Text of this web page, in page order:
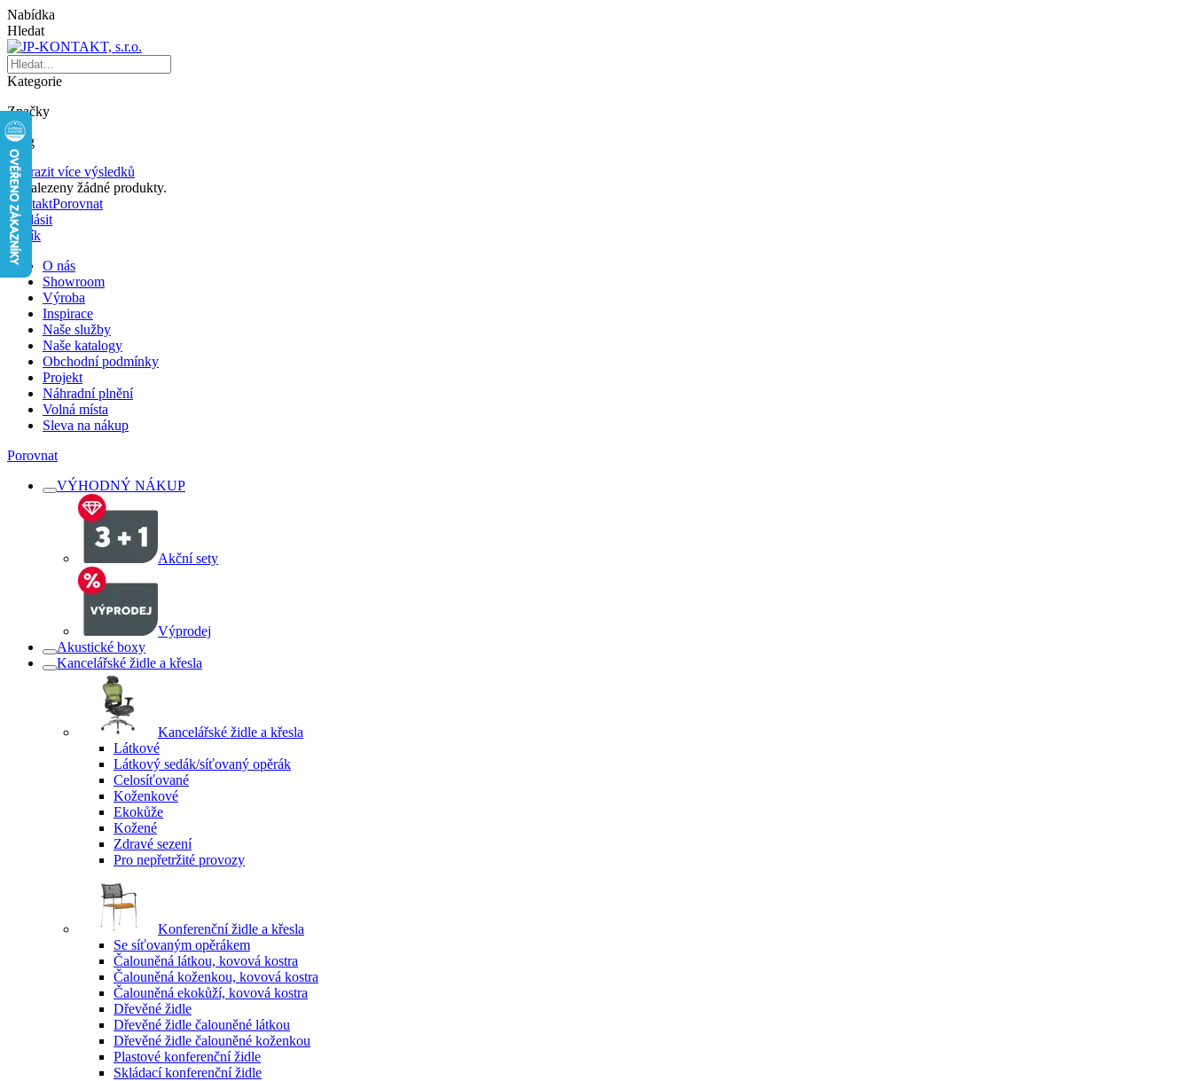
Nabídka
Hledat
Kategorie
Značky
Blog
Zobrazit více výsledků
Nenalezeny žádné produkty.
KontaktPorovnat
Přihlásit
Košík
O nás
Showroom
Výroba
Inspirace
Naše služby
Naše katalogy
Obchodní podmínky
Projekt
Náhradní plnění
Volná místa
Sleva na nákup
Porovnat
VÝHODNÝ NÁKUP
Akční sety
Výprodej
Akustické boxy
Kancelářské židle a křesla
Kancelářské židle a křesla
Látkové
Látkový sedák/síťovaný opěrák
Celosíťované
Koženkové
Ekokůže
Kožené
Zdravé sezení
Pro nepřetržité provozy
Konferenční židle a křesla
Se síťovaným opěrákem
Čalouněná látkou, kovová kostra
Čalouněná koženkou, kovová kostra
Čalouněná ekokůží, kovová kostra
Dřevěné židle
Dřevěné židle čalouněné látkou
Dřevěné židle čalouněné koženkou
Plastové konferenční židle
Skládací konferenční židle